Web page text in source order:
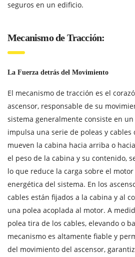
seguros en un edificio.
Mecanismo de Tracción:
La Fuerza detrás del Movimiento
El mecanismo de tracción es el
ascensor, responsable de su
sistema generalmente consiste en
impulsa una serie de poleas y cables
mueven la cabina hacia arriba o
el peso de la cabina y su contenido,
lo que reduce la carga sobre el
energética del sistema. En los
cables están fijados a la cabina y al
una polea acoplada al motor. A
polea tira de los cables, elevando o
mecanismo es altamente fiable y
del movimiento del ascensor,